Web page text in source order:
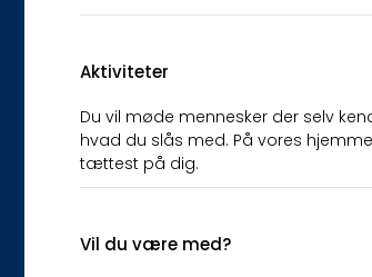
Aktiviteter
Du vil møde mennesker der selv
hvad du slås med. På vores
tættest på dig.
Vil du være med?